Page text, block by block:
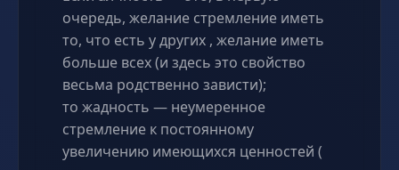
очередь, желание стремление иметь
то, что есть у других , желание иметь
больше всех (и здесь это свойство
весьма родственно зависти);
то жадность — неумеренное
стремление к постоянному
увеличению имеющихся ценностей (